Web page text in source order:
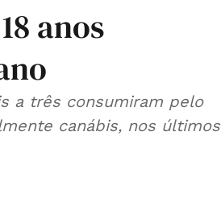
anos
a três consumiram pelo
canábis, nos últimos